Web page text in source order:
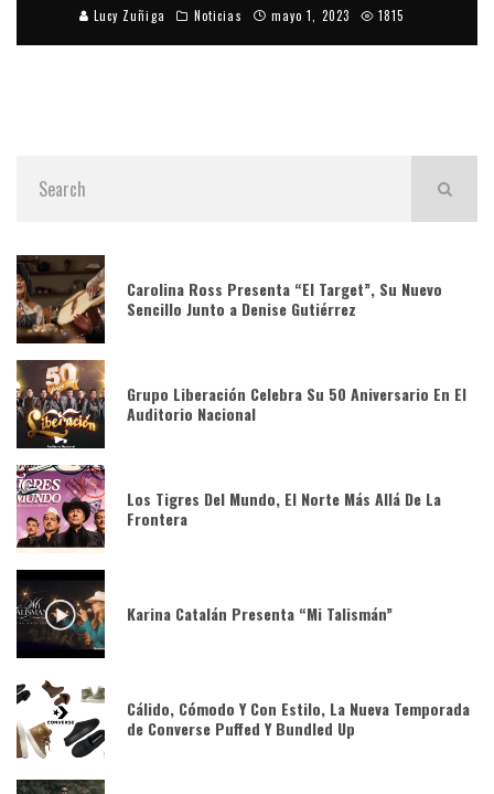
Lucy Zuñiga Noticias mayo 1, 2023 1815
Carolina Ross Presenta “El Target”, Su Nuevo
Sencillo Junto a Denise Gutiérrez
Grupo Liberación Celebra Su 50 Aniversario En El
Auditorio Nacional
Los Tigres Del Mundo, El Norte Más Allá De La
Frontera
Karina Catalán Presenta “Mi Talismán”
Cálido, Cómodo Y Con Estilo, La Nueva Temporada
de Converse Puffed Y Bundled Up